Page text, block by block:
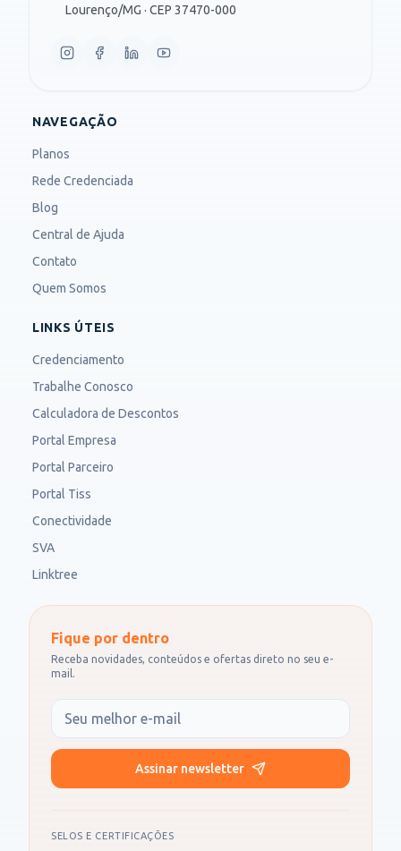
Lourenço/MG · CEP 37470-000
NAVEGAÇÃO
Planos
Rede Credenciada
Blog
Central de Ajuda
Contato
Quem Somos
LINKS ÚTEIS
Credenciamento
Trabalhe Conosco
Calculadora de Descontos
Portal Empresa
Portal Parceiro
Portal Tiss
Conectividade
SVA
Linktree
Fique por dentro
Receba novidades, conteúdos e ofertas direto no seu e-
mail.
Seu e-mail
Assinar newsletter
SELOS E CERTIFICAÇÕES